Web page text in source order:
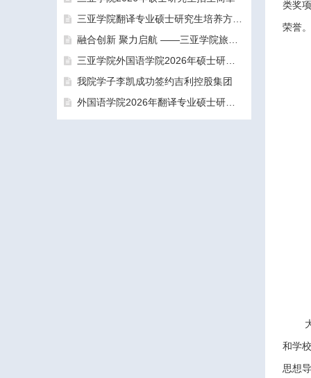
三亚学院翻译专业硕士研究生培养方向和导师团队介绍
融合创新 聚力启航 ——三亚学院旅游与大健康学院正式揭牌成立
三亚学院外国语学院2026年硕士研究生拟录取名单公示公告（一志愿）
我院学子李凯成功签约吉利控股集团
外国语学院2026年翻译专业硕士研究生（MTI）一志愿考生面试工作圆满结束
类奖
荣誉
和学
思想